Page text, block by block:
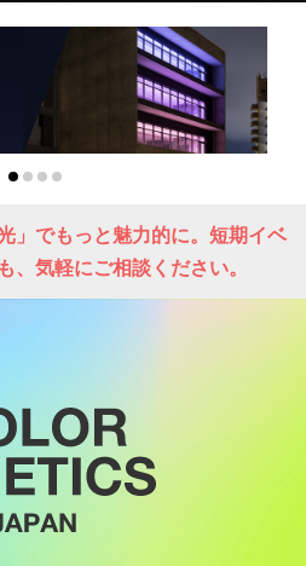
」でもっと魅力的に。短期イベ
、気軽にご相談ください。